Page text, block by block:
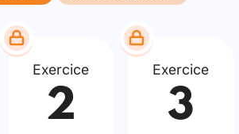
Exercice
2
Exercice
3